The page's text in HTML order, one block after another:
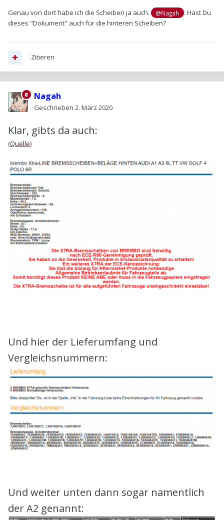
Genau von dort habe ich die Scheiben ja auch. @Nagah
: Hast Du
dieses "Dokument" auch für die hinteren Scheiben?
Zitieren
Nagah
Geschrieben 2. März 2020
Klar, gibts da auch:
(Quelle)
Und hier der Lieferumfang und
Vergleichsnummern:
Und weiter unten dann sogar namentlich
der A2 genannt: